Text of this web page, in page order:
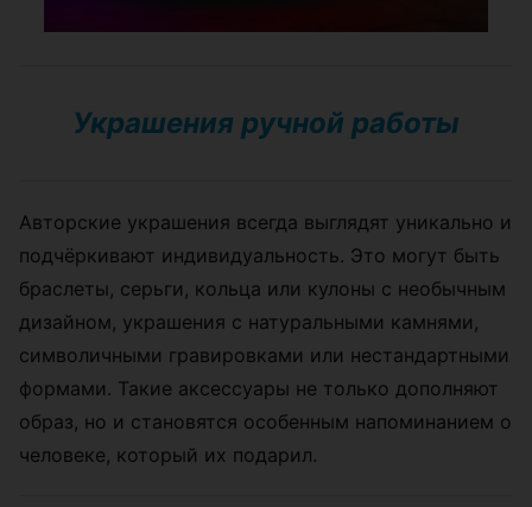
Украшения ручной работы
Авторские украшения всегда выглядят уникально и
подчёркивают индивидуальность. Это могут быть
браслеты, серьги, кольца или кулоны с необычным
дизайном, украшения с натуральными камнями,
символичными гравировками или нестандартными
формами. Такие аксессуары не только дополняют
образ, но и становятся особенным напоминанием о
человеке, который их подарил.